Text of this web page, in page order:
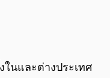
นและต่างประเทศ